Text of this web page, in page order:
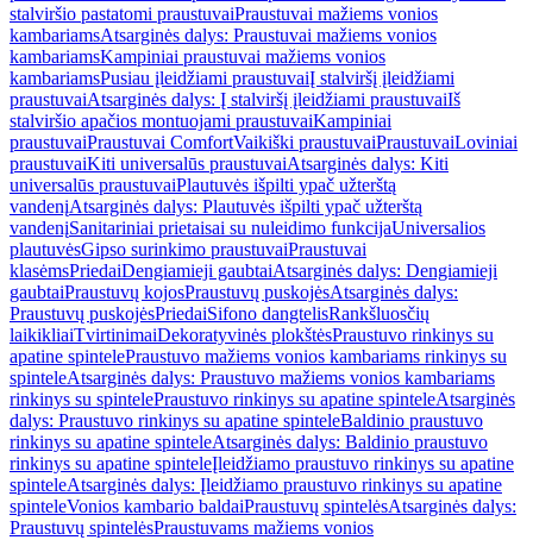
stalviršio pastatomi praustuvaiPraustuvai mažiems vonios
kambariamsAtsarginės dalys: Praustuvai mažiems vonios
kambariamsKampiniai praustuvai mažiems vonios
kambariamsPusiau įleidžiami praustuvaiĮ stalviršį įleidžiami
praustuvaiAtsarginės dalys: Į stalviršį įleidžiami praustuvaiIš
stalviršio apačios montuojami praustuvaiKampiniai
praustuvaiPraustuvai ComfortVaikiški praustuvaiPraustuvaiLoviniai
praustuvaiKiti universalūs praustuvaiAtsarginės dalys: Kiti
universalūs praustuvaiPlautuvės išpilti ypač užterštą
vandenįAtsarginės dalys: Plautuvės išpilti ypač užterštą
vandenįSanitariniai prietaisai su nuleidimo funkcijaUniversalios
plautuvėsGipso surinkimo praustuvaiPraustuvai
klasėmsPriedaiDengiamieji gaubtaiAtsarginės dalys: Dengiamieji
gaubtaiPraustuvų kojosPraustuvų puskojėsAtsarginės dalys:
Praustuvų puskojėsPriedaiSifono dangtelisRankšluosčių
laikikliaiTvirtinimaiDekoratyvinės plokštėsPraustuvo rinkinys su
apatine spintelePraustuvo mažiems vonios kambariams rinkinys su
spinteleAtsarginės dalys: Praustuvo mažiems vonios kambariams
rinkinys su spintelePraustuvo rinkinys su apatine spinteleAtsarginės
dalys: Praustuvo rinkinys su apatine spinteleBaldinio praustuvo
rinkinys su apatine spinteleAtsarginės dalys: Baldinio praustuvo
rinkinys su apatine spinteleĮleidžiamo praustuvo rinkinys su apatine
spinteleAtsarginės dalys: Įleidžiamo praustuvo rinkinys su apatine
spinteleVonios kambario baldaiPraustuvų spintelėsAtsarginės dalys:
Praustuvų spintelėsPraustuvams mažiems vonios